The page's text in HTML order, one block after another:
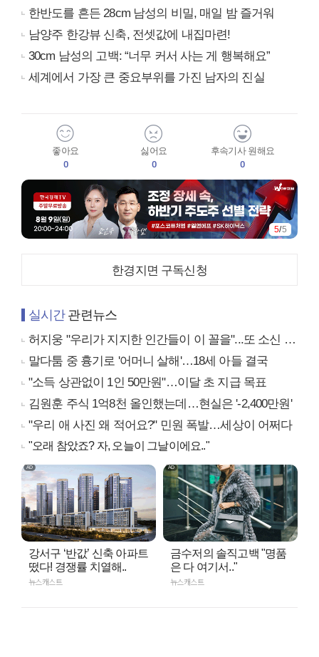
한반도를 흔든 28cm 남성의 비밀, 매일 밤 즐거워
남양주 한강뷰 신축, 전셋값에 내집마련!
30cm 남성의 고백: “너무 커서 사는 게 행복해요”
세계에서 가장 큰 중요부위를 가진 남자의 진실
좋아요
0
싫어요
0
후속기사 원해요
0
5/5
한경지면 구독신청
실시간관련뉴스
허지웅 "우리가 지지한 인간들이 이 꼴을"...또 소신 발언
말다툼 중 흉기로 '어머니 살해'…18세 아들 결국
"소득 상관없이 1인 50만원"…이달 초 지급 목표
김원훈 주식 1억8천 올인했는데…현실은 '-2,400만원'
"우리 애 사진 왜 적어요?" 민원 폭발…세상이 어쩌다
"오래 참았죠? 자, 오늘이 그날이에요.."
강서구 ‘반값’ 신축 아파트
떴다! 경쟁률 치열해..
뉴스캐스트
금수저의 솔직고백 "명품
은 다 여기서.."
뉴스캐스트